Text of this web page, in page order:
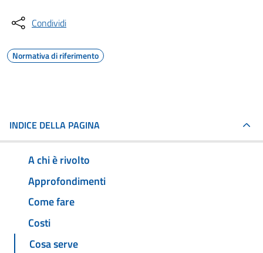
Condividi
Normativa di riferimento
INDICE DELLA PAGINA
A chi è rivolto
Approfondimenti
Come fare
Costi
Cosa serve